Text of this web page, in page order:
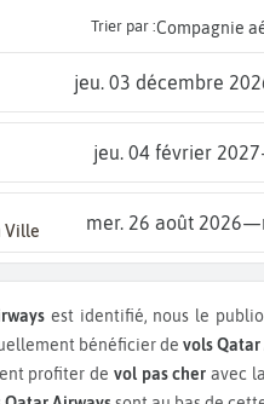
Trier par : Compagnie
jeu. 03 décembre
jeu. 04 février 2027
Ville mer. 26 août 2026—
est identifié, nous le
bénéficier devols
profiter de vol pas cher avec